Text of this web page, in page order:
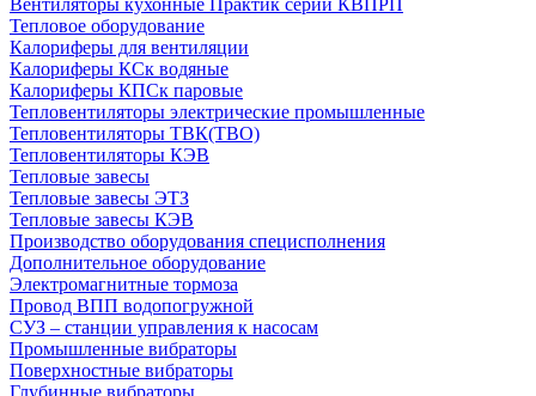
Вентиляторы кухонные Практик серии КВПРП
Тепловое оборудование
Калориферы для вентиляции
Калориферы КСк водяные
Калориферы КПСк паровые
Тепловентиляторы электрические промышленные
Тепловентиляторы ТВК(ТВО)
Тепловентиляторы КЭВ
Тепловые завесы
Тепловые завесы ЭТЗ
Тепловые завесы КЭВ
Производство оборудования специсполнения
Дополнительное оборудование
Электромагнитные тормоза
Провод ВПП водопогружной
СУЗ – станции управления к насосам
Промышленные вибраторы
Поверхностные вибраторы
Глубинные вибраторы